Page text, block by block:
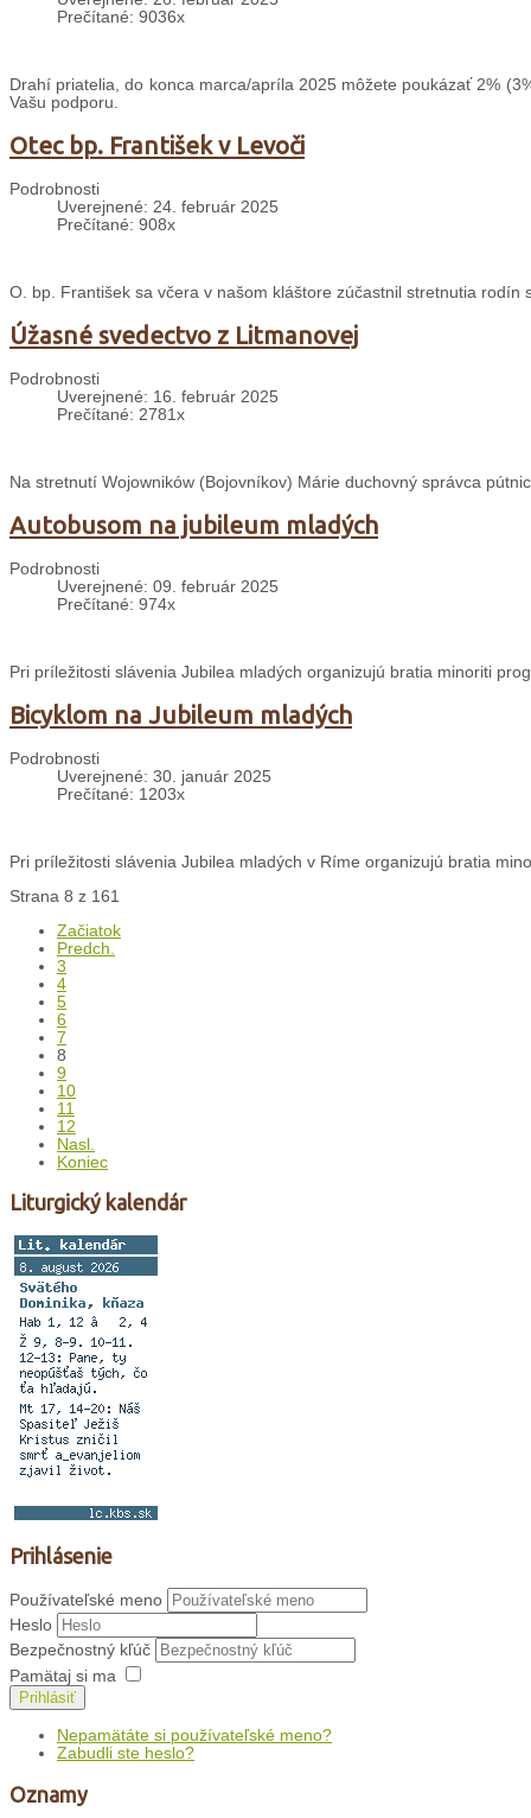
Prečítané: 9036x
Drahí priatelia, do konca marca/apríla 2025 môžete poukázať 2%
Vašu podporu.
Otec bp. František v Levoči
Podrobnosti
Uverejnené: 24. február 2025
Prečítané: 908x
O. bp. František sa včera v našom kláštore zúčastnil stretnutia rodín
Úžasné svedectvo z Litmanovej
Podrobnosti
Uverejnené: 16. február 2025
Prečítané: 2781x
Na stretnutí Wojowników (Bojovníkov) Márie duchovný správca
Autobusom na jubileum mladých
Podrobnosti
Uverejnené: 09. február 2025
Prečítané: 974x
Pri príležitosti slávenia Jubilea mladých organizujú bratia minoriti
Bicyklom na Jubileum mladých
Podrobnosti
Uverejnené: 30. január 2025
Prečítané: 1203x
Pri príležitosti slávenia Jubilea mladých v Ríme organizujú bratia
Strana 8 z 161
Začiatok
Predch.
3
4
5
6
7
8
9
10
11
12
Nasl.
Koniec
Liturgický kalendár
Prihlásenie
Používateľské meno
Heslo
Bezpečnostný kľúč
Pamätaj si ma
Prihlásiť
Nepamätáte si používateľské meno?
Zabudli ste heslo?
Oznamy